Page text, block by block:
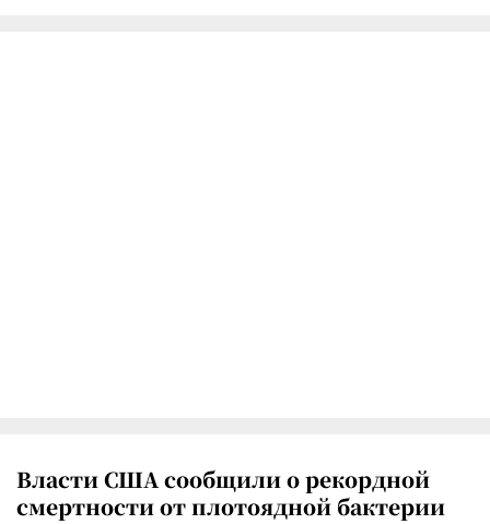
Власти США сообщили о рекордной
смертности от плотоядной бактерии